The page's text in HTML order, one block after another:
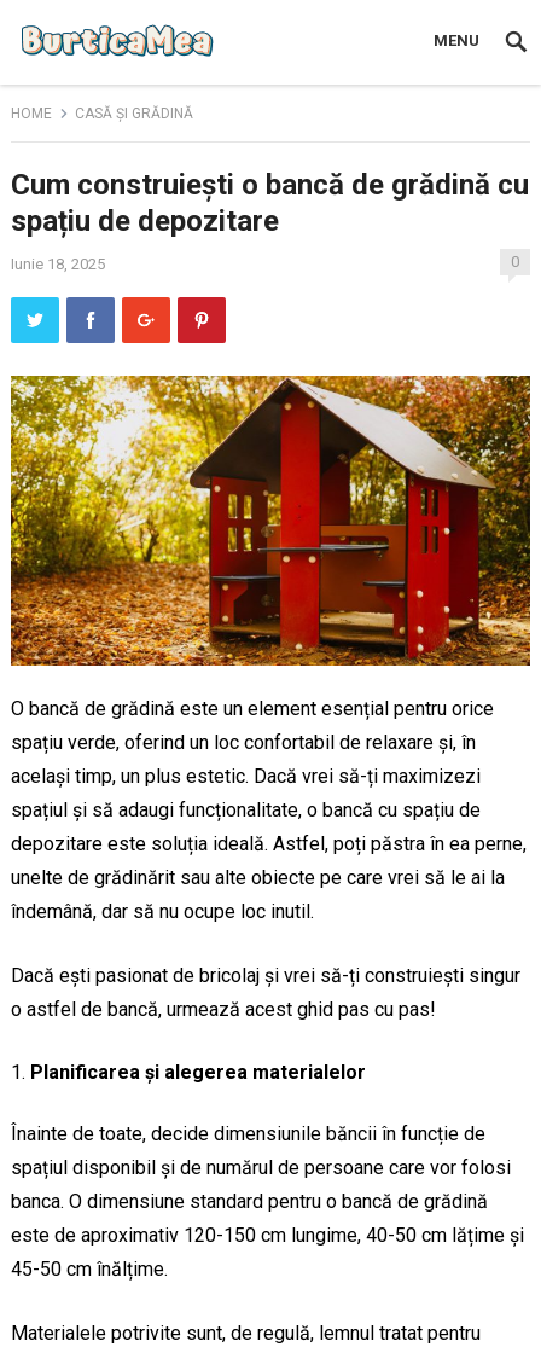
MENU
HOME CASĂ ȘI GRĂDINĂ
Cum construiești o bancă de grădină cu
spațiu de depozitare
Iunie 18, 2025 0
O bancă de grădină este un element esențial pentru orice
spațiu verde, oferind un loc confortabil de relaxare și, în
același timp, un plus estetic. Dacă vrei să-ți maximizezi
spațiul și să adaugi funcționalitate, o bancă cu spațiu de
depozitare este soluția ideală. Astfel, poți păstra în ea perne,
unelte de grădinărit sau alte obiecte pe care vrei să le ai la
îndemână, dar să nu ocupe loc inutil.
Dacă ești pasionat de bricolaj și vrei să-ți construiești singur
o astfel de bancă, urmează acest ghid pas cu pas!
Planificarea și alegerea materialelor
Înainte de toate, decide dimensiunile băncii în funcție de
spațiul disponibil și de numărul de persoane care vor folosi
banca. O dimensiune standard pentru o bancă de grădină
este de aproximativ 120-150 cm lungime, 40-50 cm lățime și
45-50 cm înălțime.
Materialele potrivite sunt, de regulă, lemnul tratat pentru